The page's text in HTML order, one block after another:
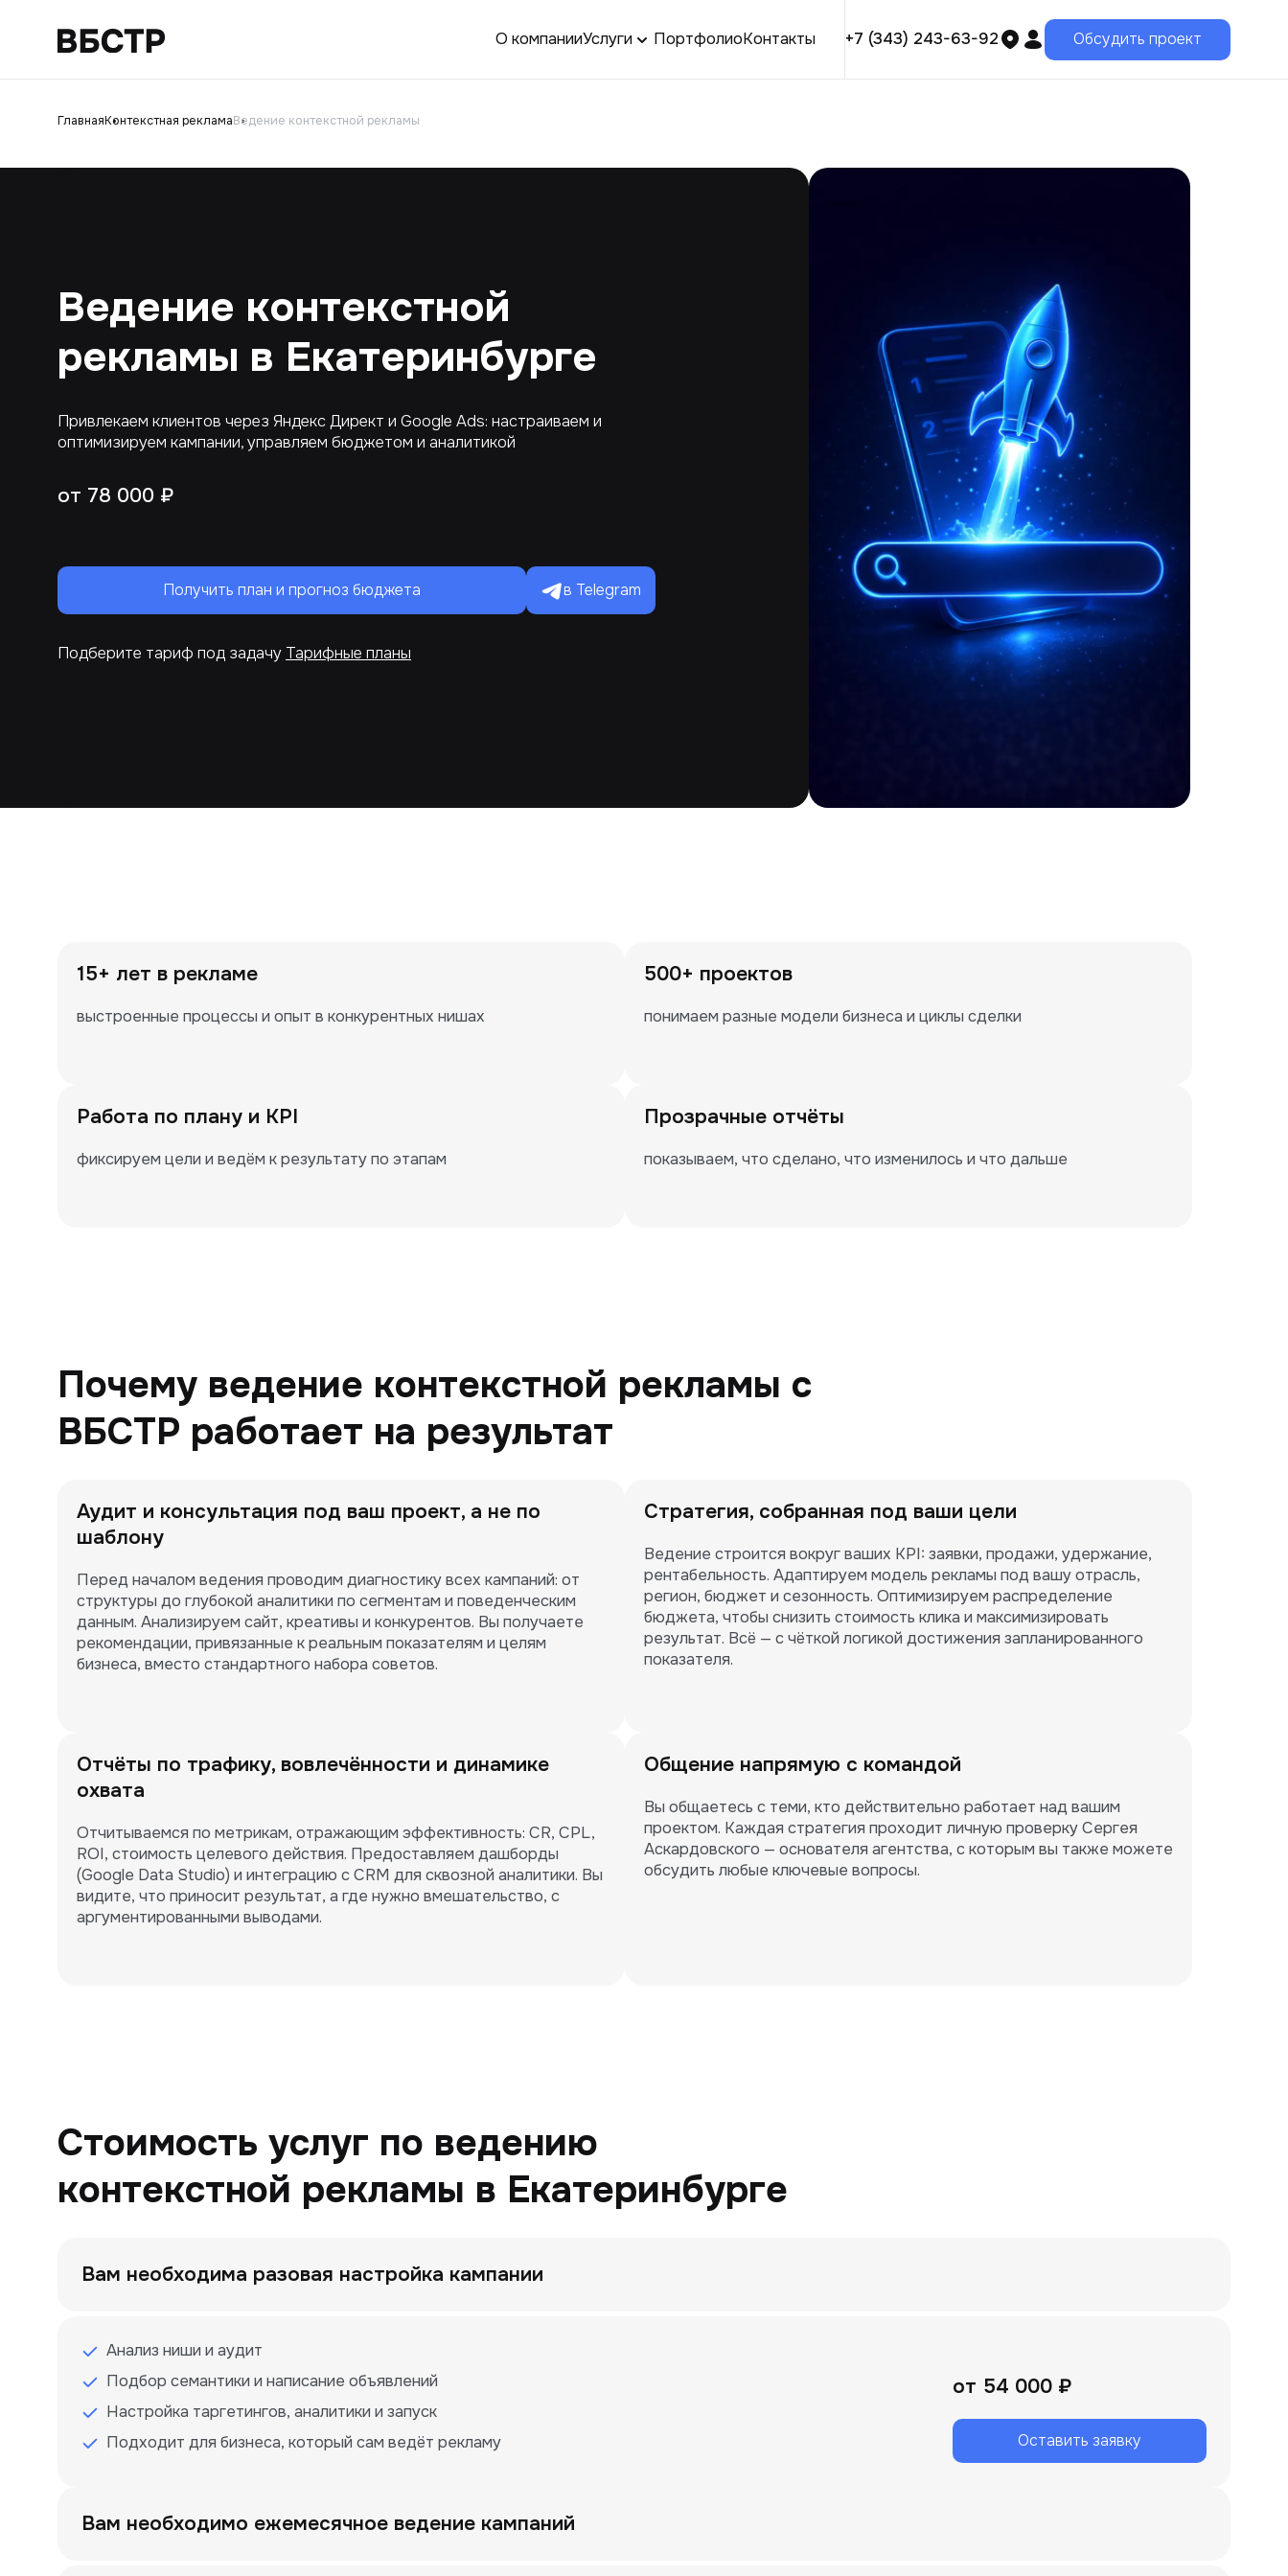
О компанииУслуги ПортфолиоКонтакты +7 (343) 243-63-92 Обсудить проект
ГлавнаяКонтекстная рекламаВедение контекстной рекламы
Ведение контекстной
рекламы в Екатеринбурге
Привлекаем клиентов через Яндекс Директ и Google Ads: настраиваем и
оптимизируем кампании, управляем бюджетом и аналитикой
от 78 000 ₽
Получить план и прогноз бюджета в Telegram
Подберите тариф под задачу Тарифные планы
15+ лет в рекламе
выстроенные процессы и опыт в конкурентных нишах
500+ проектов
понимаем разные модели бизнеса и циклы сделки
Работа по плану и KPI
фиксируем цели и ведём к результату по этапам
Прозрачные отчёты
показываем, что сделано, что изменилось и что дальше
Почему ведение контекстной рекламы с
ВБСТР работает на результат
Аудит и консультация под ваш проект, а не по
шаблону
Перед началом ведения проводим диагностику всех кампаний: от
структуры до глубокой аналитики по сегментам и поведенческим
данным. Анализируем сайт, креативы и конкурентов. Вы получаете
рекомендации, привязанные к реальным показателям и целям
бизнеса, вместо стандартного набора советов.
Стратегия, собранная под ваши цели
Ведение строится вокруг ваших KPI: заявки, продажи, удержание,
рентабельность. Адаптируем модель рекламы под вашу отрасль,
регион, бюджет и сезонность. Оптимизируем распределение
бюджета, чтобы снизить стоимость клика и максимизировать
результат. Всё — с чёткой логикой достижения запланированного
показателя.
Отчёты по трафику, вовлечённости и динамике
охвата
Отчитываемся по метрикам, отражающим эффективность: CR, CPL,
ROI, стоимость целевого действия. Предоставляем дашборды
(Google Data Studio) и интеграцию с CRM для сквозной аналитики. Вы
видите, что приносит результат, а где нужно вмешательство, с
аргументированными выводами.
Общение напрямую с командой
Вы общаетесь с теми, кто действительно работает над вашим
проектом. Каждая стратегия проходит личную проверку Сергея
Аскардовского — основателя агентства, с которым вы также можете
обсудить любые ключевые вопросы.
Стоимость услуг по ведению
контекстной рекламы в Екатеринбурге
Вам необходима разовая настройка кампании
Анализ ниши и аудит
Подбор семантики и написание объявлений
Настройка таргетингов, аналитики и запуск
Подходит для бизнеса, который сам ведёт рекламу
от 54 000 ₽
Оставить заявку
Вам необходимо ежемесячное ведение кампаний